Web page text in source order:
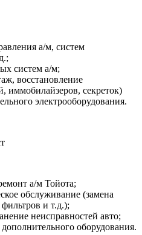
а/м, систем
систем а/м;
восстановление
иммобилайзеров, секреток)
электрооборудования.
а/м Тойота;
обслуживание (замена
и т.д.);
неисправностей авто;
оборудования.